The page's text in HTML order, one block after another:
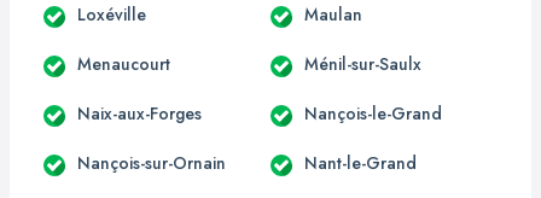
Loxéville Maulan
Menaucourt Ménil-sur-Saulx
Naix-aux-Forges Nançois-le-Grand
Nançois-sur-Ornain Nant-le-Grand